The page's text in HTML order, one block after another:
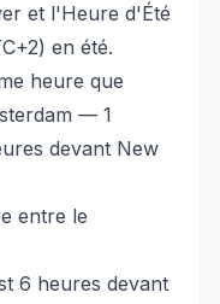
et l'Heure d'Été
en été.
heure que
— 1
devant New
entre le
6 heures devant